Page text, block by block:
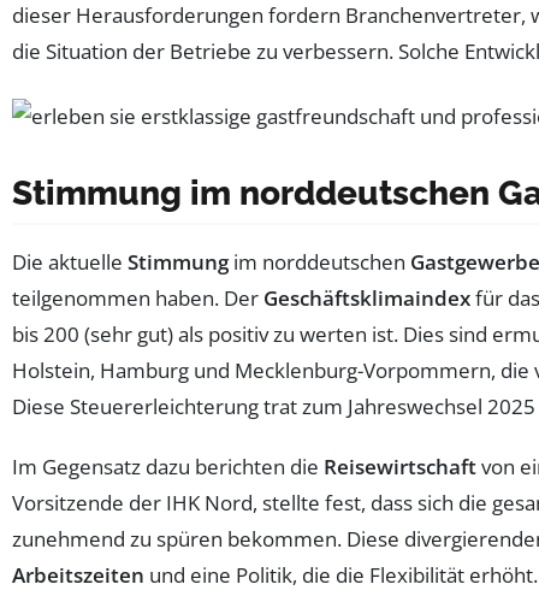
dieser Herausforderungen fordern Branchenvertreter,
die Situation der Betriebe zu verbessern. Solche
Stimmung im norddeutschen
Die aktuelle Stimmungim norddeutschen Gastgewerbe
teilgenommen haben. Der Geschäftsklimaindexfür
bis 200 (sehr gut) als positiv zu werten ist. Dies sind
Holstein, Hamburg und Mecklenburg-Vorpommern,
Diese Steuererleichterung trat zum Jahreswechsel
Im Gegensatz dazu berichten die Reisewirtschaftvon
Vorsitzende der IHK Nord, stellte fest, dass sich die
zunehmend zu spüren bekommen. Diese
Arbeitszeiten und eine Politik, die die Flexibilität